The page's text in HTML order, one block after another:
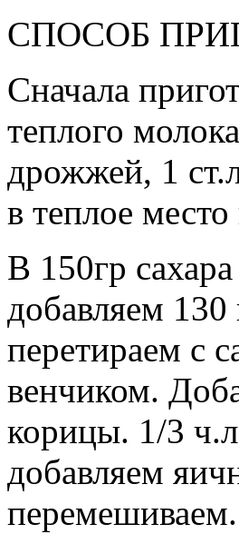
СПОСОБ
Сначала
теплого
дрожжей, 1
в теплое место
В 150гр
добавляем 130
перетираем с
венчиком.
корицы. 1/3
добавляем
перемешиваем.